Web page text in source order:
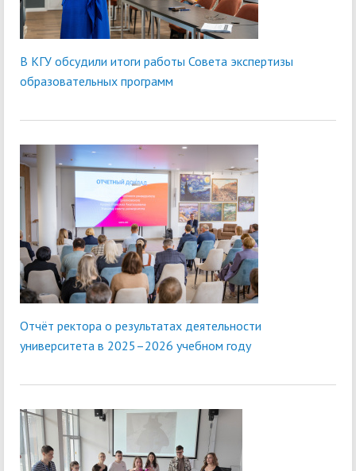
В КГУ обсудили итоги работы Совета экспертизы
образовательных программ
Отчёт ректора о результатах деятельности
университета в 2025–2026 учебном году